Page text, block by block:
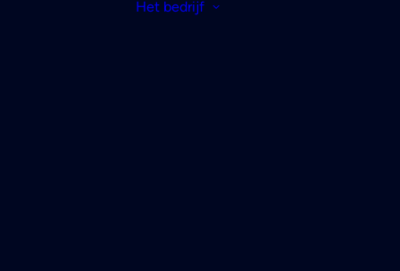
Het bedrijf